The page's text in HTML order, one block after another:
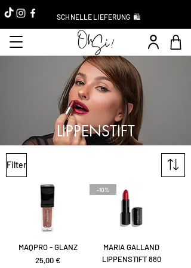
SCHNELLE LIEFERUNG 🛍️
LIPPENSTIFT
Filter
MAQPRO - GLANZ
Preis
25,00 €
-10%
MARIA GALLAND
LIPPENSTIFT 880